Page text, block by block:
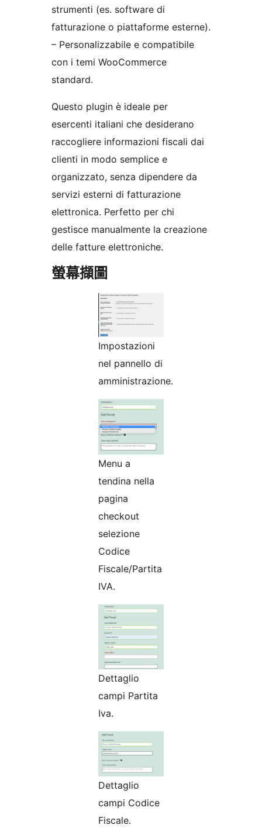
strumenti (es. software di
fatturazione o piattaforme esterne).
– Personalizzabile e compatibile
con i temi WooCommerce
standard.
Questo plugin è ideale per
esercenti italiani che desiderano
raccogliere informazioni fiscali dai
clienti in modo semplice e
organizzato, senza dipendere da
servizi esterni di fatturazione
elettronica. Perfetto per chi
gestisce manualmente la creazione
delle fatture elettroniche.
螢幕擷圖
Impostazioni
nel pannello di
amministrazione.
Menu a
tendina nella
pagina
checkout
selezione
Codice
Fiscale/Partita
IVA.
Dettaglio
campi Partita
Iva.
Dettaglio
campi Codice
Fiscale.